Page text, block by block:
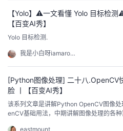
【Yolo】⚠️一文看懂 Yolo 目标检
【百变AI秀】
Yolo 目标检测.
我是小白呀iamarookie
[Python图像处理] 二十八.OpenCV
脸 丨【百变AI秀】
该系列文章是讲解Python OpenCV图像
enCV基础用法，中期讲解图像处理的各
eastmount